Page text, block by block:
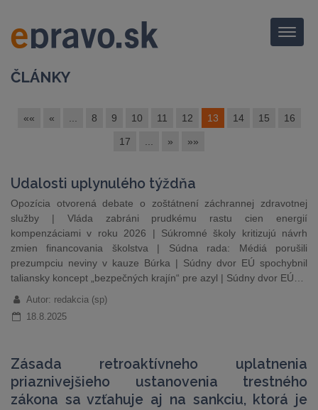
Menu
ČLÁNKY
«« « 8 9 10 11 12 13 14 15 16
17 » »»
Udalosti uplynulého týždňa
Opozícia otvorená debate o zoštátnení záchrannej zdravotnej
služby | Vláda zabráni prudkému rastu cien energií
kompenzáciami v roku 2026 | Súkromné školy kritizujú návrh
zmien financovania školstva | Súdna rada: Médiá porušili
prezumpciu neviny v kauze Búrka | Súdny dvor EÚ spochybnil
taliansky koncept „bezpečných krajín“ pre azyl | Súdny dvor EÚ…
Autor: redakcia (sp)
18.8.2025
Zásada retroaktívneho uplatnenia
priaznivejšieho ustanovenia trestného
zákona sa vzťahuje aj na sankciu, ktorá je